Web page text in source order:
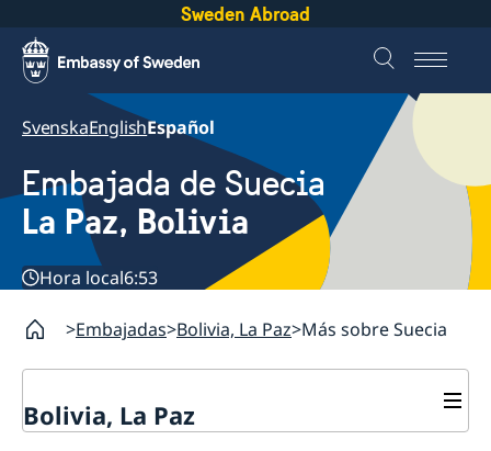
Sweden Abroad
SvenskaEnglishEspañol
Embajada de Suecia
La Paz, Bolivia
Hora local6:53
Embajadas Bolivia, La Paz Más sobre Suecia
Bolivia, La Paz